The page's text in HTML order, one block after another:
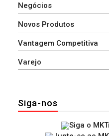
Negócios
Novos Produtos
Vantagem Competitiva
Varejo
Siga-nos